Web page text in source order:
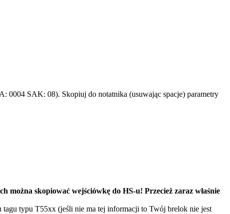
SAK: 08). Skopiuj do notatnika (usuwając spacje) parametry
skopiować wejściówkę do HS-u! Przecież zaraz właśnie
typu T55xx (jeśli nie ma tej informacji to Twój brelok nie jest